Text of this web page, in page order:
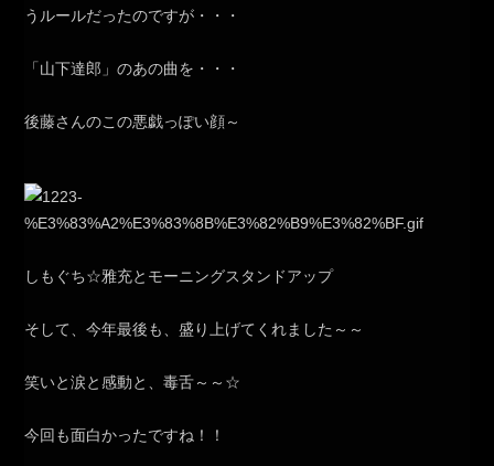
うルールだったのですが・・・
「山下達郎」のあの曲を・・・
後藤さんのこの悪戯っぽい顔～
しもぐち☆雅充とモーニングスタンドアップ
そして、今年最後も、盛り上げてくれました～～
笑いと涙と感動と、毒舌～～☆
今回も面白かったですね！！